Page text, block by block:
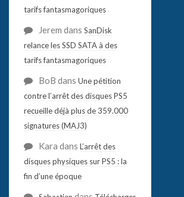
tarifs fantasmagoriques
Jerem dans SanDisk
relance les SSD SATA à des
tarifs fantasmagoriques
BoB dans Une pétition
contre l’arrêt des disques PS5
recueille déjà plus de 359.000
signatures (MAJ3)
Kara dans L’arrêt des
disques physiques sur PS5 : la
fin d’une époque